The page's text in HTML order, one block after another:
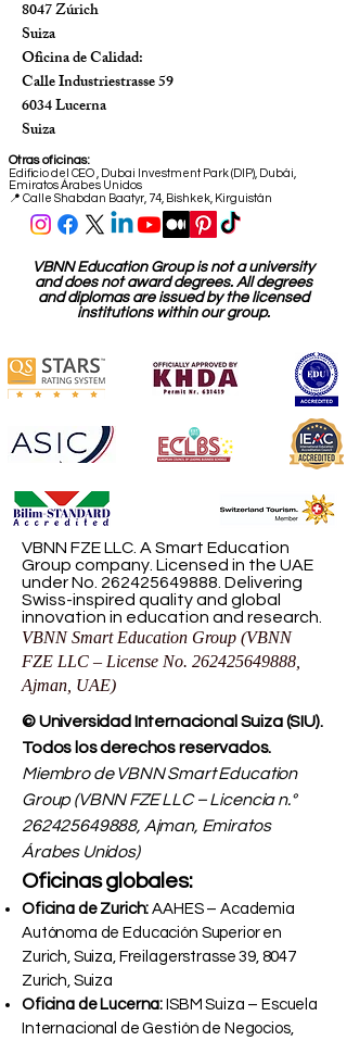
8047 Zúrich
Suiza
Oficina de Calidad:
Calle Industriestrasse 59
6034 Lucerna
Suiza
Otras oficinas:
Edificio del CEO, Dubai Investment Park (DIP), Dubái,
Emiratos Árabes Unidos
📍 Calle Shabdan Baatyr, 74, Bishkek, Kirguistán
VBNN Education Group is not a university
and does not award degrees. All degrees
and diplomas are issued by the licensed
institutions within our group.
VBNN FZE LLC. A Smart Education
Group company. Licensed in the UAE
under No. 262425649888. Delivering
Swiss-inspired quality and global
innovation in education and research.
VBNN Smart Education Group (VBNN
FZE LLC – License No. 262425649888
Ajman, UAE)
© Universidad Internacional Suiza (SIU).
Todos los derechos reservados.
Miembro de VBNN Smart Education
Group (VBNN FZE LLC – Licencia n.°
262425649888, Ajman, Emiratos
Árabes Unidos)
Oficinas globales:
Oficina de Zurich: AAHES – Academia
Autónoma de Educación Superior en
Zurich, Suiza, Freilagerstrasse 39, 8047
Zurich, Suiza
Oficina de Lucerna: ISBM Suiza – Escuela
Internacional de Gestión de Negocios,